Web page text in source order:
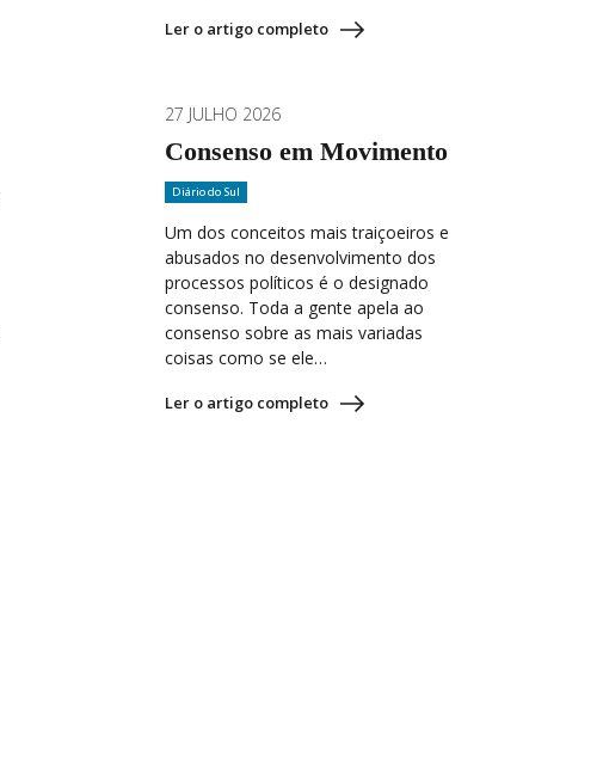
Ler o artigo completo
27 JULHO 2026
Consenso em Movimento
Diário do Sul
Um dos conceitos mais traiçoeiros e
abusados no desenvolvimento dos
processos políticos é o designado
consenso. Toda a gente apela ao
consenso sobre as mais variadas
coisas como se ele…
Ler o artigo completo